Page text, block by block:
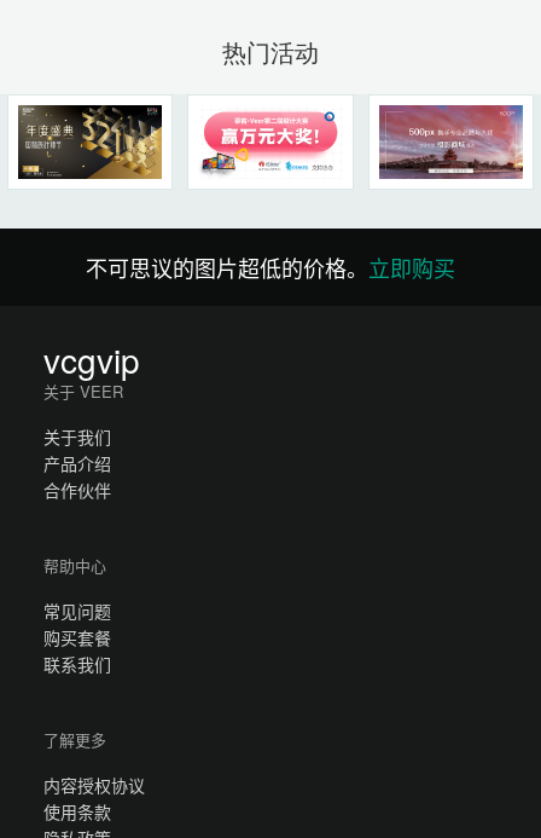
热门活动
不可思议的图片超低的价格。 立即购买
vcgvip
关于 VEER
关于我们
产品介绍
合作伙伴
帮助中心
常见问题
购买套餐
联系我们
了解更多
内容授权协议
使用条款